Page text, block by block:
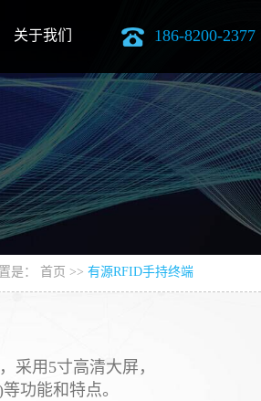
关于我们 186-8200-2377
是： 首页 >> 有源RFID手持终端
采用5寸高清大屏，
功能和特点。